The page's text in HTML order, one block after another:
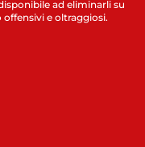
ad eliminarli su
offensivi e oltraggiosi.